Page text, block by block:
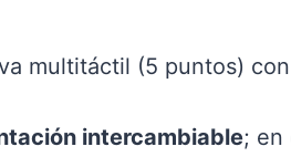
multitáctil (5 puntos)
intercambiable; en